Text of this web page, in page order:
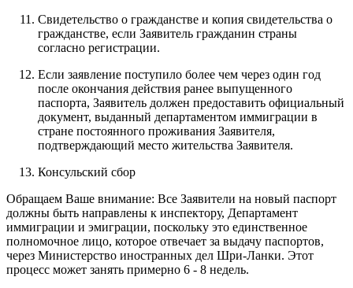
Свидетельство о гражданстве и копия свидетельства о
гражданстве, если Заявитель гражданин страны
согласно регистрации.
Если заявление поступило более чем через один год
после окончания действия ранее выпущенного
паспорта, Заявитель должен предоставить официальный
документ, выданный департаментом иммиграции в
стране постоянного проживания Заявителя,
подтверждающий место жительства Заявителя.
Консульский сбор
Обращаем Ваше внимание: Все Заявители на новый паспорт
должны быть направлены к инспектору, Департамент
иммиграции и эмиграции, поскольку это единственное
полномочное лицо, которое отвечает за выдачу паспортов,
через Министерство иностранных дел Шри-Ланки. Этот
процесс может занять примерно 6 - 8 недель.